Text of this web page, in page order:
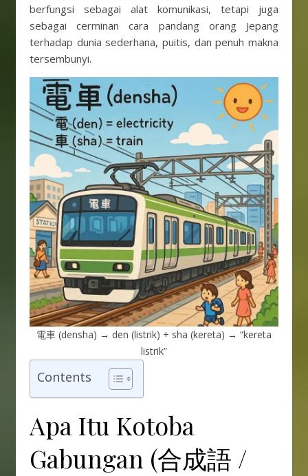
berfungsi sebagai alat komunikasi, tetapi juga
sebagai cerminan cara pandang orang Jepang
terhadap dunia sederhana, puitis, dan penuh makna
tersembunyi.
電車 (densha) → den (listrik) + sha (kereta) → “kereta
listrik”
Contents
Apa Itu Kotoba
Gabungan (合成語 /